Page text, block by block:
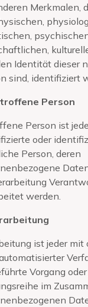
Merkmalen,
Identität dieser
sind, identifiziert
Person
Person ist jede
oder
Person, deren
werden.
ist jeder mit
Vorgang
im